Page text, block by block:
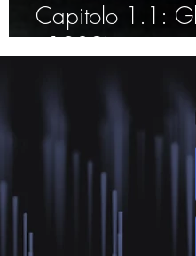
Capitolo 1.1:
- 1909)